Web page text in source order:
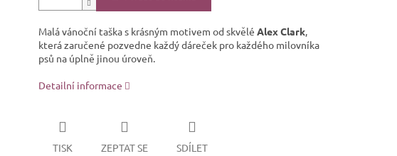
Malá vánoční taška s krásným motivem od skvělé Alex Clark,
která zaručené pozvedne každý dáreček pro každého milovníka
psů na úplně jinou úroveň.
Detailní informace
TISK ZEPTAT SE SDÍLET